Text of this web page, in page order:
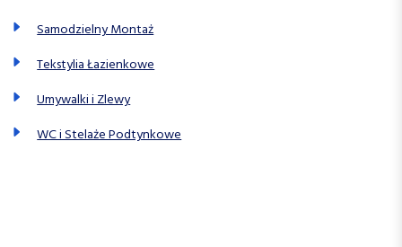
Samodzielny Montaż
Tekstylia Łazienkowe
Umywalki i Zlewy
WC i Stelaże Podtynkowe